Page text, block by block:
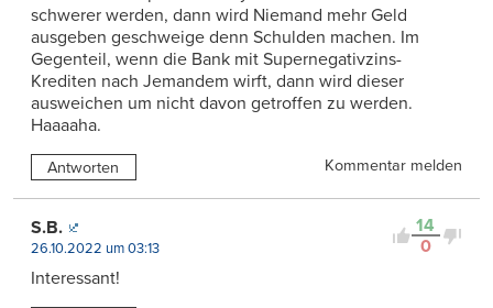
schwerer werden, dann wird Niemand mehr Geld
ausgeben geschweige denn Schulden machen. Im
Gegenteil, wenn die Bank mit Supernegativzins-
Krediten nach Jemandem wirft, dann wird dieser
ausweichen um nicht davon getroffen zu werden.
Haaaaha.
Antworten Kommentar melden
14
0
S.B.
26.10.2022 um 03:13
Interessant!